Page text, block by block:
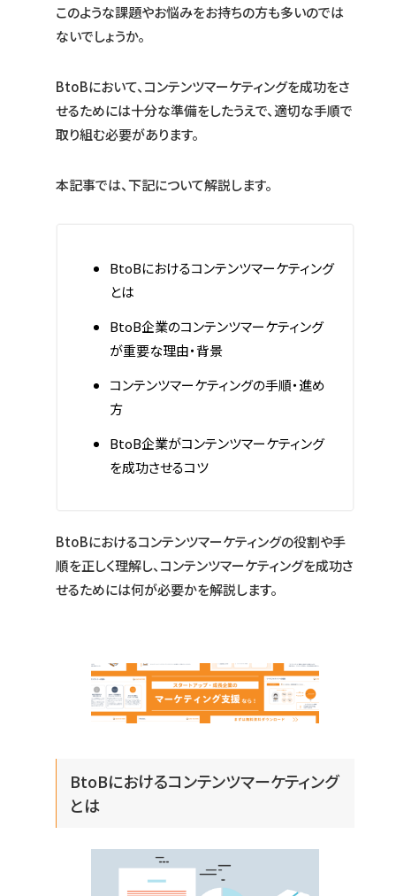
このような課題やお悩みをお持ちの方も多いのでは
ないでしょうか。
BtoBにおいて、コンテンツマーケティングを成功をさ
せるためには十分な準備をしたうえで、適切な手順で
取り組む必要があります。
本記事では、下記について解説します。
BtoBにおけるコンテンツマーケティング
とは
BtoB企業のコンテンツマーケティング
が重要な理由・背景
コンテンツマーケティングの手順・進め
方
BtoB企業がコンテンツマーケティング
を成功させるコツ
BtoBにおけるコンテンツマーケティングの役割や手
順を正しく理解し、コンテンツマーケティングを成功さ
せるためには何が必要かを解説します。
BtoBにおけるコンテンツマーケティング
とは